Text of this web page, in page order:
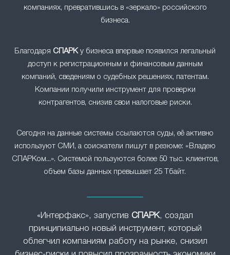
компаниях, превратившись в «зеркало» российского
бизнеса.
Благодаря СПАРКу бизнеса впервые появился легальный
доступ к регистрационным и финансовым данным
компаний, сведениям о судебных решениях, патентам.
Компании получили инструмент для проверки
контрагентов, снизив свои налоговые риски.
Сегодня на данные системы ссылаются суды, её активно
используют СМИ, а соискатели пишут в резюме: «Владею
СПАРКом...». Системой пользуются более 50 тыс. клиентов,
объем базы данных превышает 25 Тбайт.
«Интерфакс», запустив СПАРК, создал
принципиально новый инструмент, который
облегчил компаниям работу на рынке, снизил